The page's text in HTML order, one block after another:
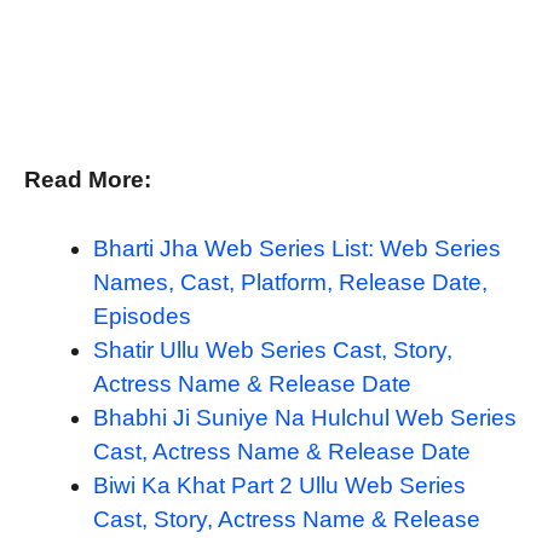
Read More:
Bharti Jha Web Series List: Web Series
Names, Cast, Platform, Release Date,
Episodes
Shatir Ullu Web Series Cast, Story,
Actress Name & Release Date
Bhabhi Ji Suniye Na Hulchul Web Series
Cast, Actress Name & Release Date
Biwi Ka Khat Part 2 Ullu Web Series
Cast, Story, Actress Name & Release